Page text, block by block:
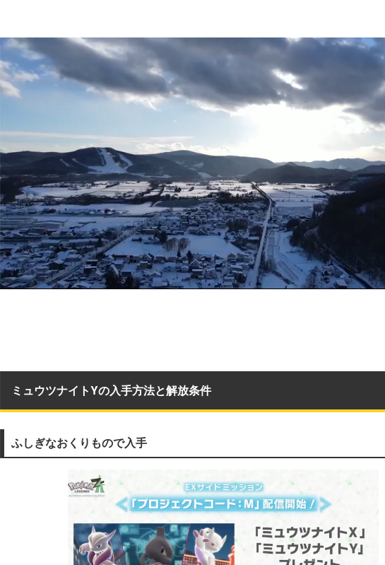
ミュウツナイトYの入手方法と解放条件
ふしぎなおくりもので入手